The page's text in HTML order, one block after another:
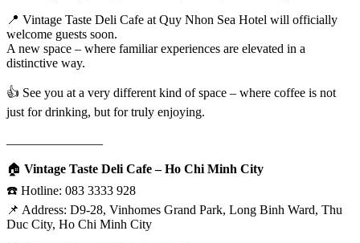
📍 Vintage Taste Deli Cafe at Quy Nhon Sea Hotel will officially
welcome guests soon.
A new space – where familiar experiences are elevated in a
distinctive way.
👍 See you at a very different kind of space – where coffee is not
just for drinking, but for truly enjoying.
🏠 Vintage Taste Deli Cafe – Ho Chi Minh City
☎️ Hotline: 083 3333 928
📌 Address: D9-28, Vinhomes Grand Park, Long Binh Ward, Thu
Duc City, Ho Chi Minh City